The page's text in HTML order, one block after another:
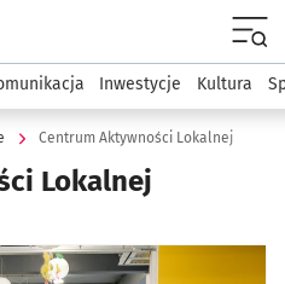
wroclaw.pl
Inwestycje Kultura
Centrum Aktywności Lokalnej
Lokalnej